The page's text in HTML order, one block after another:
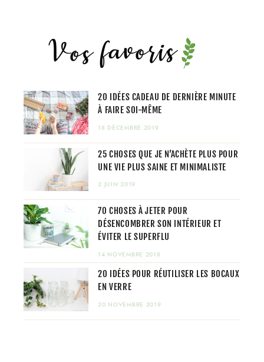
20 IDÉES CADEAU DE DERNIÈRE MINUTE
À FAIRE SOI-MÊME
18 DÉCEMBRE 2019
25 CHOSES QUE JE N’ACHÈTE PLUS POUR
UNE VIE PLUS SAINE ET MINIMALISTE
2 JUIN 2019
70 CHOSES À JETER POUR
DÉSENCOMBRER SON INTÉRIEUR ET
ÉVITER LE SUPERFLU
14 NOVEMBRE 2018
20 IDÉES POUR RÉUTILISER LES BOCAUX
EN VERRE
20 NOVEMBRE 2019